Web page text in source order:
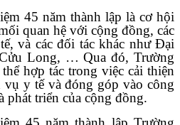
45 năm thành lập là cơ hội
quan hệ với cộng đồng, các
và các đối tác khác như Đại
Long, … Qua đó, Trường
hợp tác trong việc cải thiện
vụ y tế và đóng góp vào công
phát triển của cộng đồng.